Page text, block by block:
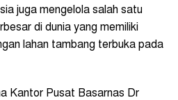
juga mengelola salah satu
di dunia yang memiliki
lahan tambang terbuka pada
Kantor Pusat Basarnas Dr